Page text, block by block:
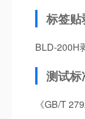
标签贴
BLD-200H
测试标
《GB/T